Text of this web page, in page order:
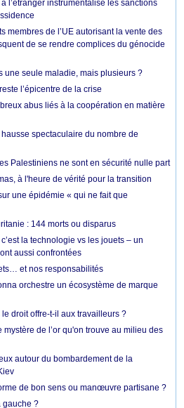
l’étranger instrumentalise les sanctions
membres de l’UE autorisant la vente des
de se rendre complices du génocide
une seule maladie, mais plusieurs ?
l’épicentre de la crise
abus liés à la coopération en matière
spectaculaire du nombre de
Palestiniens ne sont en sécurité nulle part
à l'heure de vérité pour la transition
une épidémie « qui ne fait que
: 144 morts ou disparus
la technologie vs les jouets – un
aussi confrontées
et nos responsabilités
orchestre un écosystème de marque
droit offre-t-il aux travailleurs ?
de l’or qu'on trouve au milieu des
autour du bombardement de la
de bon sens ou manœuvre partisane ?
gauche ?